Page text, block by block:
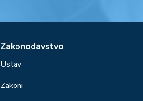
Zakonodavstvo
Ustav
Zakoni